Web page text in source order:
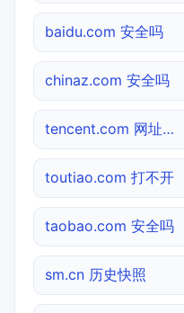
baidu.com 安全吗
chinaz.com 安全吗
tencent.com 网址查询
toutiao.com 打不开
taobao.com 安全吗
sm.cn 历史快照